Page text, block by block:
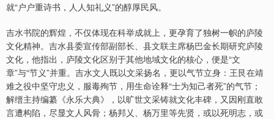
就“户户重诗书，人人知礼义”的醇厚民风。
吉水书院的辉煌，不仅体现在科举成就上，更孕育了独树一帜的庐陵
文化精神。吉水县委宣传部副部长、县文联主席杨巴金长期研究庐陵
文化，他指出，庐陵文化区别于其他地域文化的核心，便是“文
章”与“节义”并重。吉水文人既以文采扬名，更以气节立身：王艮在靖
难之役中坚守忠义，服毒殉节，用生命诠释“士为知己者死”的气节；
解缙主持编纂《永乐大典》，以旷世文采铸就文化丰碑，又因刚直敢
言遭构陷，尽显文人风骨；杨邦乂、杨万里等先贤，或以死明志，或